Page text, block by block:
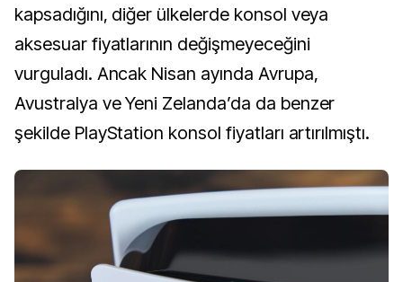
kapsadığını, diğer ülkelerde konsol veya
aksesuar fiyatlarının değişmeyeceğini
vurguladı. Ancak Nisan ayında Avrupa,
Avustralya ve Yeni Zelanda’da da benzer
şekilde PlayStation konsol fiyatları artırılmıştı.